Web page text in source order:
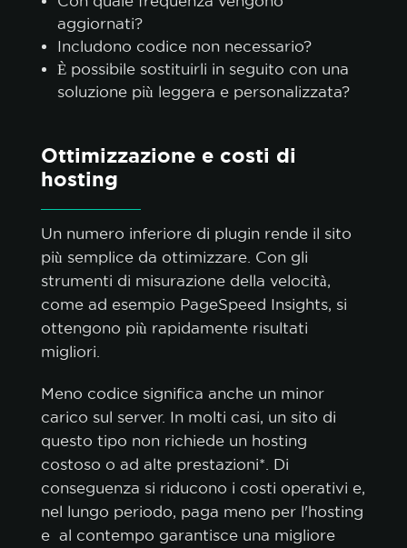
aggiornati?
Includono codice non necessario?
È possibile sostituirli in seguito con una
soluzione più leggera e personalizzata?
Ottimizzazione e costi di
hosting
Un numero inferiore di plugin rende il sito
più semplice da ottimizzare. Con gli
strumenti di misurazione della velocità,
come ad esempio PageSpeed Insights, si
ottengono più rapidamente risultati
migliori.
Meno codice significa anche un minor
carico sul server. In molti casi, un sito di
questo tipo non richiede un hosting
costoso o ad alte prestazioni*. Di
conseguenza si riducono i costi operativi e,
nel lungo periodo, paga meno per l'hosting
e al contempo garantisce una migliore